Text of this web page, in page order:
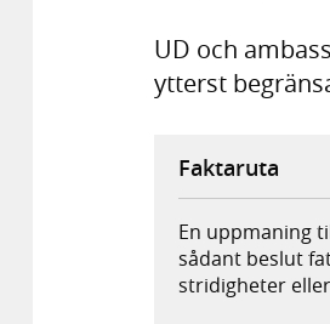
UD och
ytterst
Faktaruta
En uppmaning
sådant beslut
stridigheter